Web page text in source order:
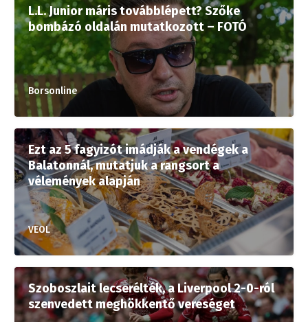
L.L. Junior máris továbblépett? Szőke
bombázó oldalán mutatkozott – FOTÓ
Borsonline
Ezt az 5 fagyizót imádják a vendégek a
Balatonnál, mutatjuk a rangsort a
vélemények alapján
VEOL
Szoboszlait lecserélték, a Liverpool 2-0-ról
szenvedett meghökkentő vereséget